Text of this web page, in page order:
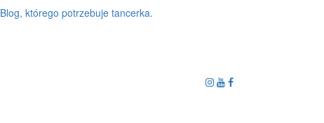
Blog, którego potrzebuje tancerka.